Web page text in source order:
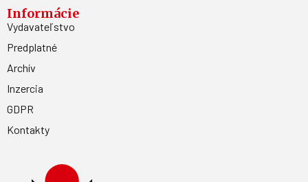
Informácie
Vydavateľstvo
Predplatné
Archív
Inzercia
GDPR
Kontakty